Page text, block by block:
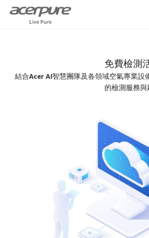
免費檢測
結合Acer AI智慧團隊及各領域空氣專業設
的檢測服務與